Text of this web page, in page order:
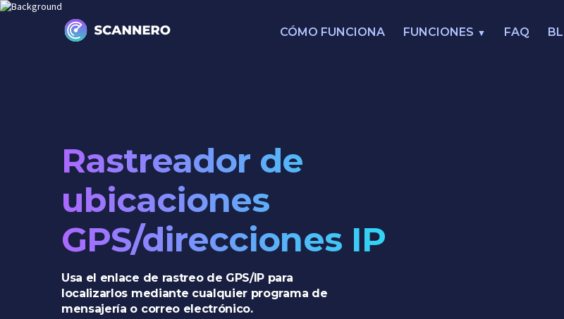
CÓMO FUNCIONA FUNCIONES FAQ
Rastreador de
ubicaciones
GPS/direcciones IP
Usa el enlace de rastreo de GPS/IP para
localizarlos mediante cualquier programa de
mensajería o correo electrónico.